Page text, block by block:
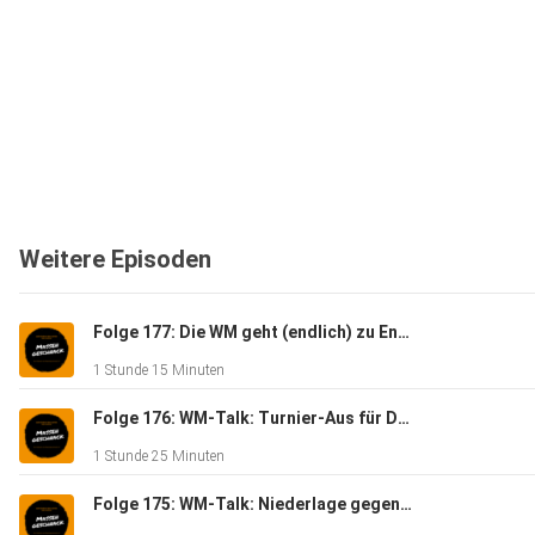
Weitere Episoden
Folge 177: Die WM geht (endlich) zu Ende - Massengeschnack
1 Stunde 15 Minuten
Folge 176: WM-Talk: Turnier-Aus für Deutschland - Massengeschnack
1 Stunde 25 Minuten
Folge 175: WM-Talk: Niederlage gegen Ecuador - Massengeschnack